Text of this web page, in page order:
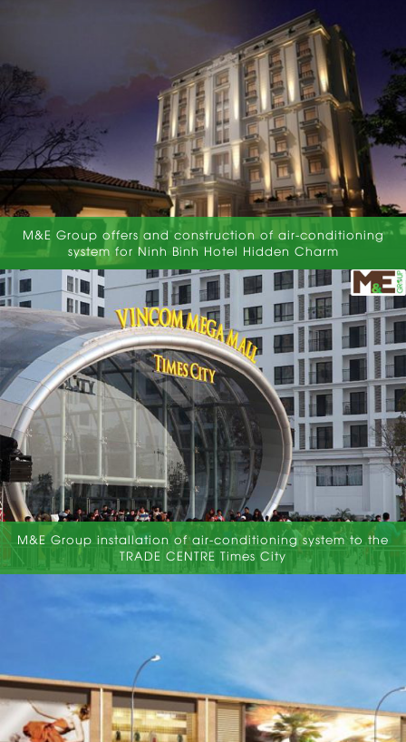
M&E Group offers and construction of air-conditioning
system for Ninh Binh Hotel Hidden Charm
M&E Group installation of air-conditioning system to the
TRADE CENTRE Times City